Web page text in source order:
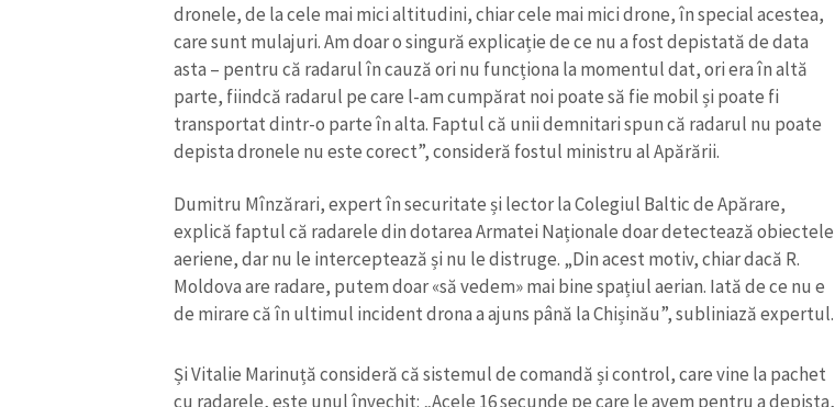
dronele, de la cele mai mici altitudini, chiar cele mai mici drone, în special acestea,
care sunt mulajuri. Am doar o singură explicație de ce nu a fost depistată de data
asta – pentru că radarul în cauză ori nu funcționa la momentul dat, ori era în altă
parte, fiindcă radarul pe care l-am cumpărat noi poate să fie mobil și poate fi
transportat dintr-o parte în alta. Faptul că unii demnitari spun că radarul nu poate
depista dronele nu este corect”, consideră fostul ministru al Apărării.
Dumitru Mînzărari, expert în securitate și lector la Colegiul Baltic de Apărare,
explică faptul că radarele din dotarea Armatei Naționale doar detectează obiectele
aeriene, dar nu le interceptează și nu le distruge. „Din acest motiv, chiar dacă R.
Moldova are radare, putem doar «să vedem» mai bine spațiul aerian. Iată de ce nu e
de mirare că în ultimul incident drona a ajuns până la Chișinău”, subliniază expertul.
Și Vitalie Marinuță consideră că sistemul de comandă și control, care vine la pachet
cu radarele, este unul învechit: „Acele 16 secunde pe care le avem pentru a depista,
ȘTIREA MEA
Titlu știre + Adaugă titlu
Fotografie + Încarcă imagine
Link media + Link media